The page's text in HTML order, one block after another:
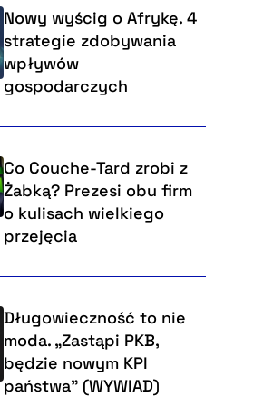
Nowy wyścig o Afrykę. 4
strategie zdobywania
wpływów
gospodarczych
Co Couche-Tard zrobi z
Żabką? Prezesi obu firm
o kulisach wielkiego
przejęcia
Długowieczność to nie
moda. „Zastąpi PKB,
będzie nowym KPI
państwa” (WYWIAD)